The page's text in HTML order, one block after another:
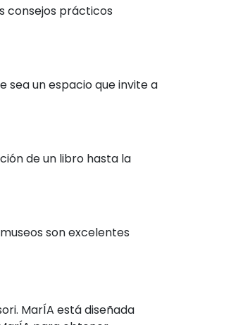
consejos prácticos
sea un espacio que invite a
de un libro hasta la
son excelentes
MarÍA está diseñada